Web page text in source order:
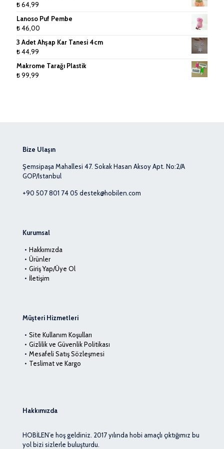
₺64,99
Lanoso Puf Pembe
₺46,00
3 Adet Ahşap Kar Tanesi 4cm
₺44,99
Makrome Tarağı Plastik
₺99,99
Bize Ulaşın
Şemsipaşa Mahallesi 47. Sokak Hasan Aksoy Apt. No:2/A
GOP/Istanbul
+90 507 801 74 05 destek@hobilen.com
Kurumsal
Hakkımızda
Ürünler
Giriş Yap/Üye Ol
İletişim
Müşteri Hizmetleri
Site Kullanım Koşulları
Gizlilik ve Güvenlik Politikası
Mesafeli Satış Sözleşmesi
Teslimat ve Kargo
Hakkımızda
HOBİLEN’e hoş geldiniz. 2017 yılında hobi amaçlı çıktığımız bu
yol bizi sizlerle buluşturdu.